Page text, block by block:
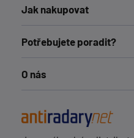
Jak nakupovat
Potřebujete poradit?
O nás